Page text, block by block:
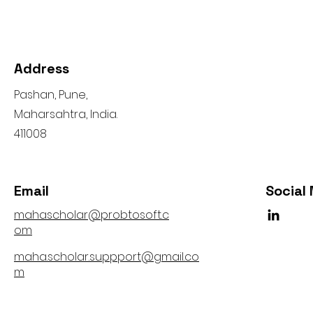
Address
Pashan, Pune,
Maharsahtra, India.
411008
Email
mahascholar@probtosoft.c
om
Social
maha.scholar.suppport@gmail.co
m